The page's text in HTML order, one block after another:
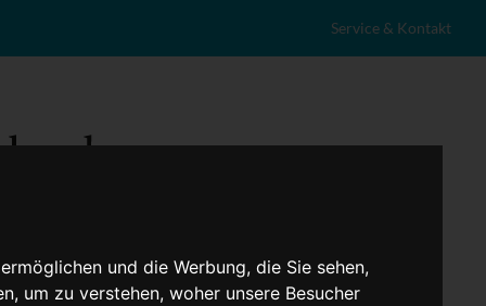
und die Werbung, die Sie sehen,
um zu verstehen, woher unsere Besucher
Service & Kontakt